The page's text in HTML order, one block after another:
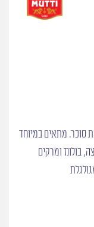
סוכר. מתאים במיוחד
בולונז ומרקים